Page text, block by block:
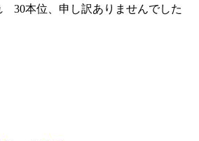
30本位、申し訳ありませんでした